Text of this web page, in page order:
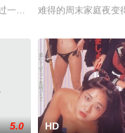
（张雁 饰）曾是抗战
汉克斯 饰）与记者罗伊德·
一切，基因决定命运，几乎
难得的周末家庭夜变
5.0 HD